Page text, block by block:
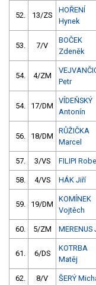
52. 13/ZS
HOŘENÍ
Hynek
53. 7/V
BOČEK
Zdeněk
54. 4/ZM
Petr
54. 17/DM
VÍDEŇSKÝ
Antonín
56. 18/DM
RŮŽIČKA
Marcel
57. 3/VS FILIPI
58. 4/VS HÁK Jiří
59. 19/DM
KOMÍNEK
Vojtěch
60. 5/ZM MERENUS
61. 6/DS
KOTRBA
Matěj
62. 8/V ŠERÝ